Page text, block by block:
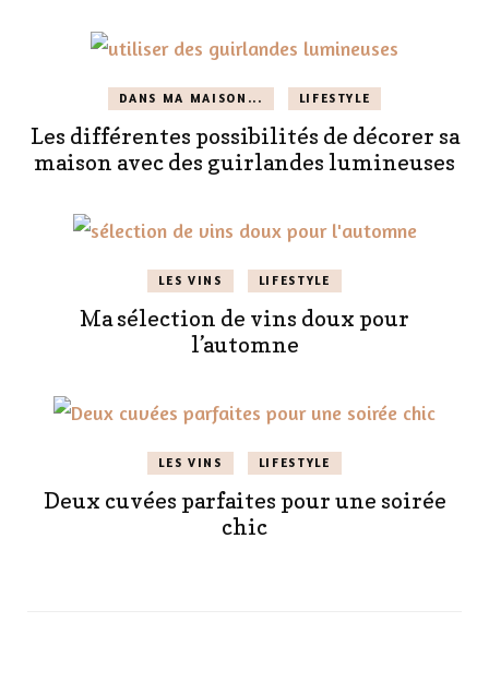
DANS MA MAISON... LIFESTYLE
Les différentes possibilités de décorer sa
maison avec des guirlandes lumineuses
LES VINS LIFESTYLE
Ma sélection de vins doux pour
l’automne
LES VINS LIFESTYLE
Deux cuvées parfaites pour une soirée
chic